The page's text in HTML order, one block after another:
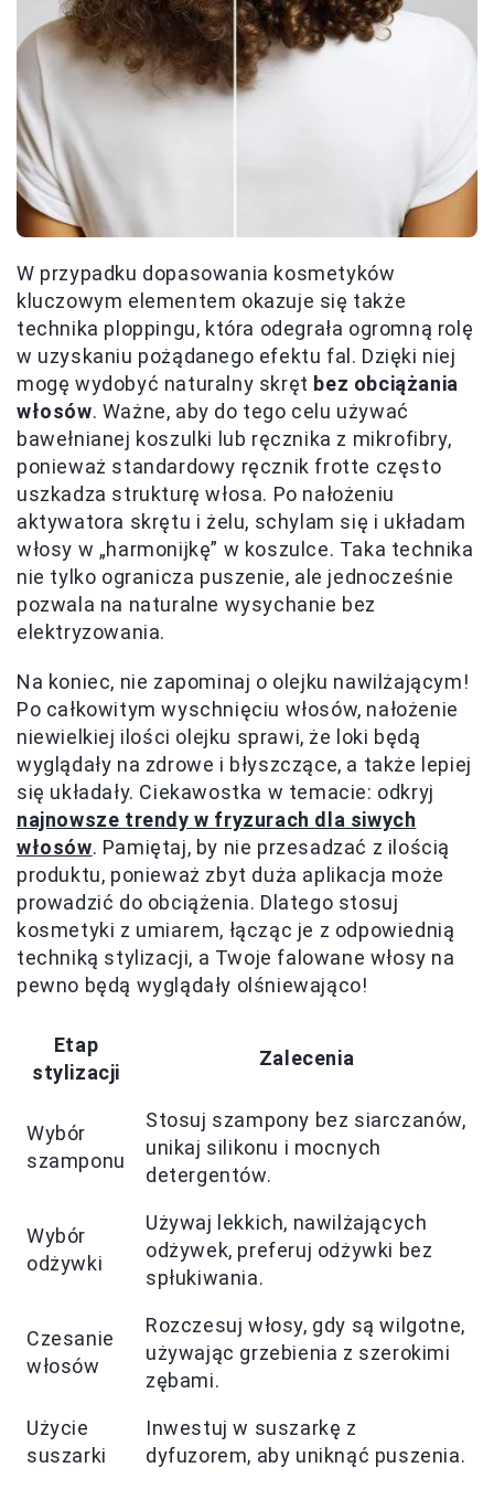
W przypadku dopasowania kosmetyków
kluczowym elementem okazuje się także
technika ploppingu, która odegrała ogromną rolę
w uzyskaniu pożądanego efektu fal. Dzięki niej
mogę wydobyć naturalny skręt bez obciążania
włosów. Ważne, aby do tego celu używać
bawełnianej koszulki lub ręcznika z mikrofibry,
ponieważ standardowy ręcznik frotte często
uszkadza strukturę włosa. Po nałożeniu
aktywatora skrętu i żelu, schylam się i układam
włosy w „harmonijkę” w koszulce. Taka technika
nie tylko ogranicza puszenie, ale jednocześnie
pozwala na naturalne wysychanie bez
elektryzowania.
Na koniec, nie zapominaj o olejku nawilżającym!
Po całkowitym wyschnięciu włosów, nałożenie
niewielkiej ilości olejku sprawi, że loki będą
wyglądały na zdrowe i błyszczące, a także lepiej
się układały. Ciekawostka w temacie: odkryj
najnowsze trendy w fryzurach dla siwych
włosów. Pamiętaj, by nie przesadzać z ilością
produktu, ponieważ zbyt duża aplikacja może
prowadzić do obciążenia. Dlatego stosuj
kosmetyki z umiarem, łącząc je z odpowiednią
techniką stylizacji, a Twoje falowane włosy na
pewno będą wyglądały olśniewająco!
Etap
stylizacji
Zalecenia
Wybór
szamponu
Stosuj szampony bez siarczanów,
unikaj silikonu i mocnych
detergentów.
Wybór
odżywki
Używaj lekkich, nawilżających
odżywek, preferuj odżywki bez
spłukiwania.
Czesanie
włosów
Rozczesuj włosy, gdy są wilgotne,
używając grzebienia z szerokimi
zębami.
Użycie
suszarki
Inwestuj w suszarkę z
dyfuzorem, aby uniknąć puszenia.